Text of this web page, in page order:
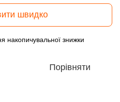
швидко
накопичувальної знижки
Порівняти